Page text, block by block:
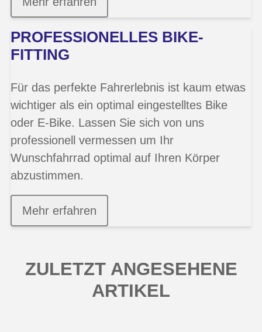
PROFESSIONELLES BIKE-
FITTING
Für das perfekte Fahrerlebnis ist kaum etwas
wichtiger als ein optimal eingestelltes Bike
oder E-Bike. Lassen Sie sich von uns
professionell vermessen um Ihr
Wunschfahrrad optimal auf Ihren Körper
abzustimmen.
Mehr erfahren
ZULETZT ANGESEHENE
ARTIKEL